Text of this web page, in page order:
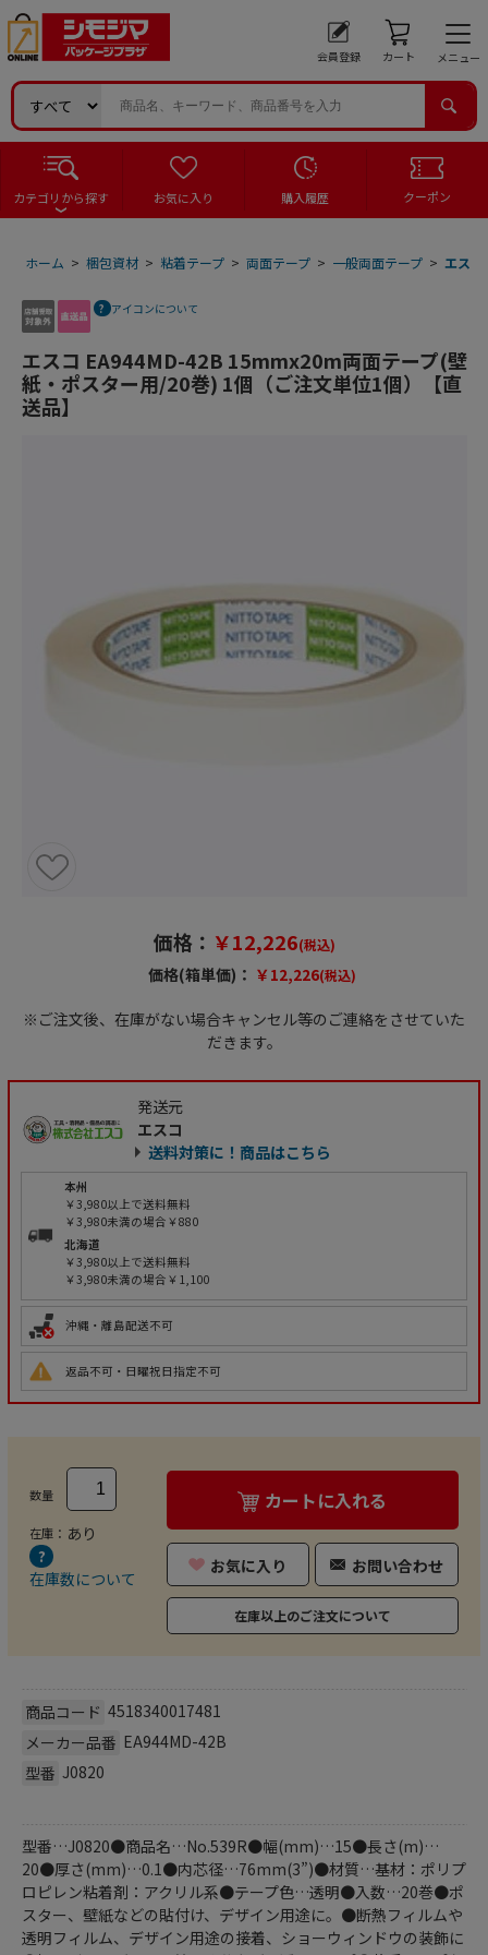
会員登録 カート メニュー
カテゴリから探す お気に入り 購入履歴 クーポン
ホーム > 梱包資材 > 粘着テープ > 両面テープ > 一般両面テープ > エス
アイコンについて
エスコ EA944MD-42B 15mmx20m両面テープ(壁
紙・ポスター用/20巻) 1個（ご注文単位1個）【直
送品】
価格： ￥12,226(税込)
価格(箱単価)： ￥12,226(税込)
※ご注文後、在庫がない場合キャンセル等のご連絡をさせていた
だきます。
発送元
エスコ
送料対策に！商品はこちら
本州
￥3,980以上で送料無料
￥3,980未満の場合￥880
北海道
￥3,980以上で送料無料
￥3,980未満の場合￥1,100
沖縄・離島配送不可
返品不可・日曜祝日指定不可
数量
在庫： あり
在庫数について
カートに入れる
お気に入り お問い合わせ
在庫以上のご注文について
商品コード 4518340017481
メーカー品番 EA944MD-42B
型番 J0820
型番…J0820●商品名…No.539R●幅(mm)…15●長さ(m)…
20●厚さ(mm)…0.1●内芯径…76mm(3”)●材質…基材：ポリプ
ロピレン粘着剤：アクリル系●テープ色…透明●入数…20巻●ポ
スター、壁紙などの貼付け、デザイン用途に。●断熱フィルムや
透明フィルム、デザイン用途の接着、ショーウィンドウの装飾に